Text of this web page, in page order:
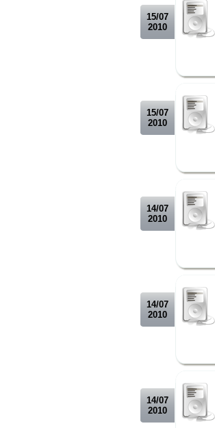
15/07
2010
15/07
2010
14/07
2010
14/07
2010
14/07
2010